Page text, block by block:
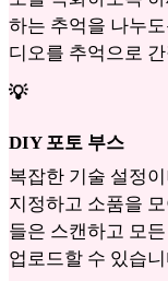
하는 추억을 나누
디오를 추억으로
💡
DIY 포토 부스
복잡한 기술 설정
지정하고 소품을
들은 스캔하고 모
업로드할 수 있습